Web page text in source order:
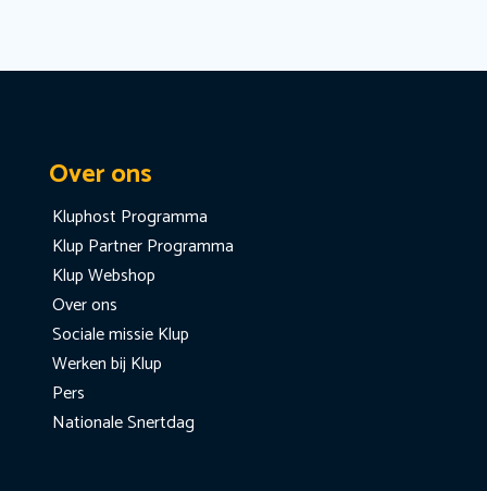
Over ons
Kluphost Programma
Klup Partner Programma
Klup Webshop
Over ons
Sociale missie Klup
Werken bij Klup
Pers
Nationale Snertdag